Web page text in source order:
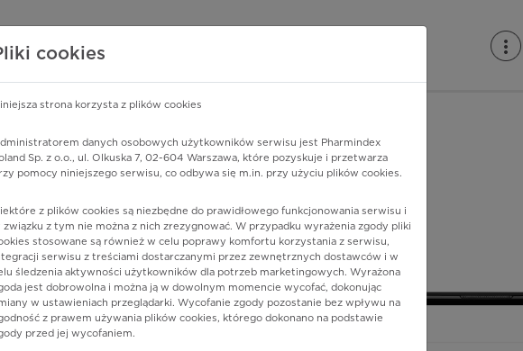
o lekach
PHARMINDEX
skóry wywołane przez kontakt leków ze skórą
cookies
strona korzysta z plików cookies
danych osobowych użytkowników serwisu jest Pharmindex
Sp. z o.o., ul. Olkuska 7, 02-604 Warszawa, które pozyskuje i przetwarza
pomocy niniejszego serwisu, co odbywa się m.in. przy użyciu plików cookies.
z plików cookies są niezbędne do prawidłowego funkcjonowania serwisu i
związku z tym nie można z nich zrezygnować. W przypadku wyrażenia zgody pliki
stosowane są również w celu poprawy komfortu korzystania z serwisu,
serwisu z treściami dostarczanymi przez zewnętrznych dostawców i w
śledzenia aktywności użytkowników dla potrzeb marketingowych. Wyrażona
jest dobrowolna i można ją w dowolnym momencie wycofać, dokonując
w ustawieniach przeglądarki. Wycofanie zgody pozostanie bez wpływu na
z prawem używania plików cookies, którego dokonano na podstawie
przed jej wycofaniem.